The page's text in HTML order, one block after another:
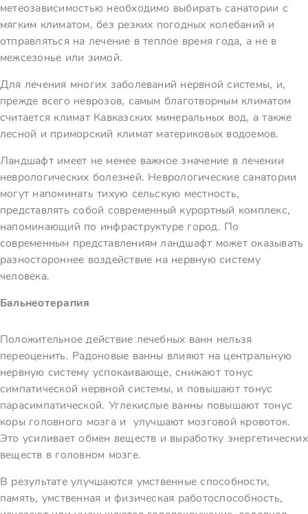
метеозависимостью необходимо выбирать санатории с
мягким климатом, без резких погодных колебаний и
отправляться на лечение в теплое время года, а не в
межсезонье или зимой.
Для лечения многих заболеваний нервной системы, и,
прежде всего неврозов, самым благотворным климатом
считается климат Кавказских минеральных вод, а также
лесной и приморский климат материковых водоемов.
Ландшафт имеет не менее важное значение в лечении
неврологических болезней. Неврологические санатории
могут напоминать тихую сельскую местность,
представлять собой современный курортный комплекс,
напоминающий по инфраструктуре город. По
современным представлениям ландшафт может оказывать
разностороннее воздействие на нервную систему
человека.
Бальнеотерапия
Положительное действие лечебных ванн нельзя
переоценить. Радоновые ванны влияют на центральную
нервную систему успокаивающе, снижают тонус
симпатической нервной системы, и повышают тонус
парасимпатической. Углекислые ванны повышают тонус
коры головного мозга и улучшают мозговой кровоток.
Это усиливает обмен веществ и выработку энергетических
веществ в головном мозге.
В результате улучшаются умственные способности,
память, умственная и физическая работоспособность,